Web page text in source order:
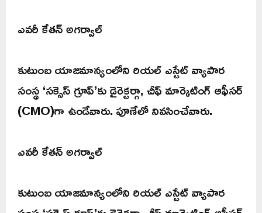
ఎవరీ కేతన్ అగర్వాల్
కుటుంబ యాజమాన్యంలోని రియల్ ఎస్టేట్ వ్యాపార
సంస్థ ‘సక్సెస్ గ్రూప్’కు డైరెక్టర్గా, చీఫ్ మార్కెటింగ్ ఆఫీసర్
(CMO)గా ఉండేవారు. పూణేలో నివసించేవారు.
ఎవరీ కేతన్ అగర్వాల్
కుటుంబ యాజమాన్యంలోని రియల్ ఎస్టేట్ వ్యాపార